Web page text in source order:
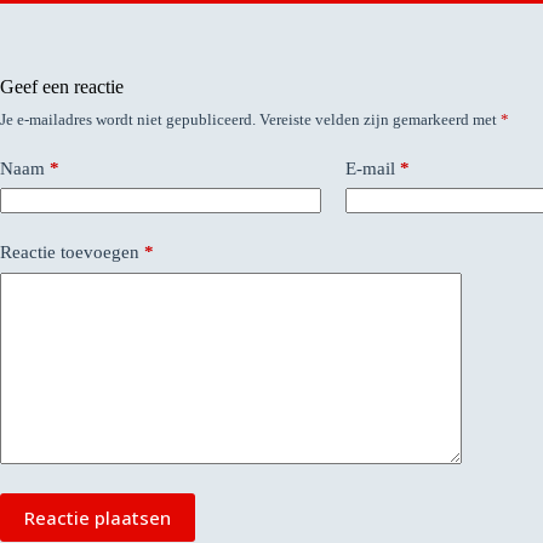
Geef een reactie
Je e-mailadres wordt niet gepubliceerd. Vereiste velden zijn gemarkeerd met *
Naam * E-mail *
Reactie toevoegen *
Reactie plaatsen